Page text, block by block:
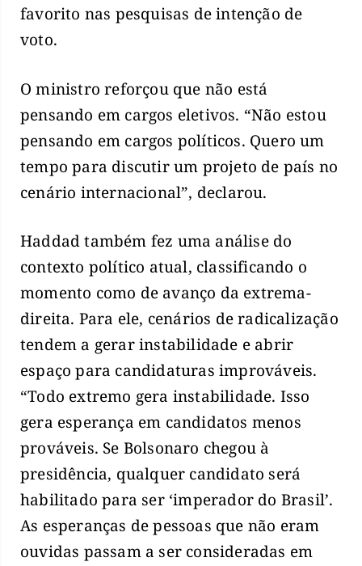
favorito nas pesquisas de intenção de
voto.
O ministro reforçou que não está
pensando em cargos eletivos. “Não estou
pensando em cargos políticos. Quero um
tempo para discutir um projeto de país no
cenário internacional”, declarou.
Haddad também fez uma análise do
contexto político atual, classificando o
momento como de avanço da extrema-
direita. Para ele, cenários de radicalização
tendem a gerar instabilidade e abrir
espaço para candidaturas improváveis.
“Todo extremo gera instabilidade. Isso
gera esperança em candidatos menos
prováveis. Se Bolsonaro chegou à
presidência, qualquer candidato será
habilitado para ser ‘imperador do Brasil’.
As esperanças de pessoas que não eram
ouvidas passam a ser consideradas em